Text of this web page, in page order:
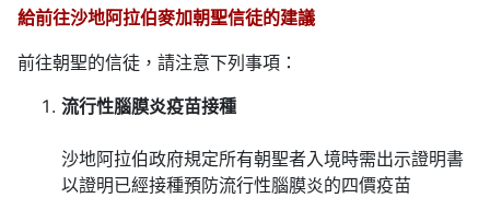
給前往沙地阿拉伯麥加朝聖信徒的建議
前往朝聖的信徒，請注意下列事項：
流行性腦膜炎疫苗接種
沙地阿拉伯政府規定所有朝聖者入境時需出示證明書
以證明已經接種預防流行性腦膜炎的四價疫苗